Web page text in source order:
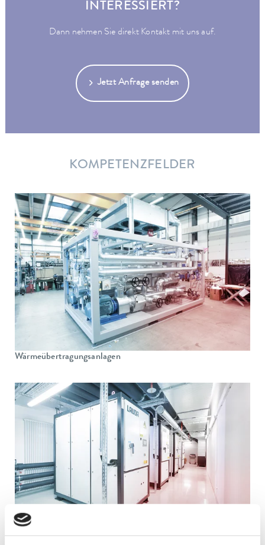
INTERESSIERT?
Dann nehmen Sie direkt Kontakt mit uns auf.
Jetzt Anfrage senden
KOMPETENZFELDER
Wärmeübertragungsanlagen